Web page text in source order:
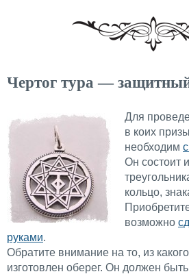
Чертог тура —
Для
в коих
необходим
Он состоит
кольцо,
возможно
руками.
Обратите внимание на то, из
изготовлен оберег. Он должен